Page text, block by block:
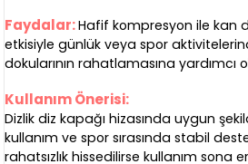
Faydalar:Hafif kompresyon ile kan
etkisiyle günlük veya spor
dokularının rahatlamasına yardımcı
Kullanım Önerisi:
Dizlik diz kapağı hizasında uygun
kullanım ve spor sırasında stabil
rahatsızlık hissedilirse kullanım sona